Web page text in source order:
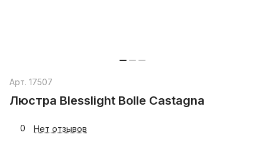
Арт. 17507
Люстра Blesslight Bolle Castagna
0 Нет отзывов